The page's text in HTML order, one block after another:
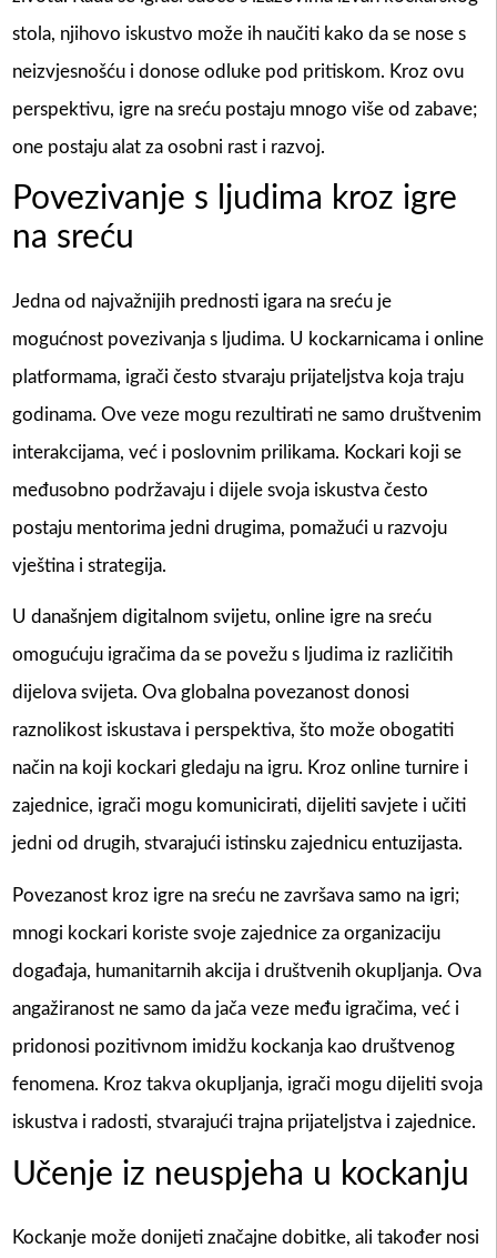
stola, njihovo iskustvo može ih naučiti kako da se nose s
neizvjesnošću i donose odluke pod pritiskom. Kroz ovu
perspektivu, igre na sreću postaju mnogo više od zabave;
one postaju alat za osobni rast i razvoj.
Povezivanje s ljudima kroz igre
na sreću
Jedna od najvažnijih prednosti igara na sreću je
mogućnost povezivanja s ljudima. U kockarnicama i online
platformama, igrači često stvaraju prijateljstva koja traju
godinama. Ove veze mogu rezultirati ne samo društvenim
interakcijama, već i poslovnim prilikama. Kockari koji se
međusobno podržavaju i dijele svoja iskustva često
postaju mentorima jedni drugima, pomažući u razvoju
vještina i strategija.
U današnjem digitalnom svijetu, online igre na sreću
omogućuju igračima da se povežu s ljudima iz različitih
dijelova svijeta. Ova globalna povezanost donosi
raznolikost iskustava i perspektiva, što može obogatiti
način na koji kockari gledaju na igru. Kroz online turnire i
zajednice, igrači mogu komunicirati, dijeliti savjete i učiti
jedni od drugih, stvarajući istinsku zajednicu entuzijasta.
Povezanost kroz igre na sreću ne završava samo na igri;
mnogi kockari koriste svoje zajednice za organizaciju
događaja, humanitarnih akcija i društvenih okupljanja. Ova
angažiranost ne samo da jača veze među igračima, već i
pridonosi pozitivnom imidžu kockanja kao društvenog
fenomena. Kroz takva okupljanja, igrači mogu dijeliti svoja
iskustva i radosti, stvarajući trajna prijateljstva i zajednice.
Učenje iz neuspjeha u kockanju
Kockanje može donijeti značajne dobitke, ali također nosi